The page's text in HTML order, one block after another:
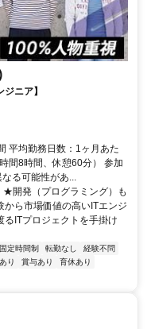
ニア】
平均勤務日数：1ヶ月あた
間8時間、休憩60分） 参加
る可能性があ...
開発（プログラミング）も
ら市場価値の高いITエンジ
るITプロジェクトを手掛け
固定時間制 転勤なし
経験不問
り 賞与あり
育休あり